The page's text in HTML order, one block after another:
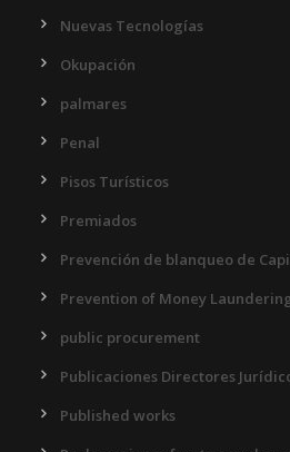
Nuevas Tecnologías
Okupación
palmares
Penal
Pisos Turísticos
Premiados
Prevención de blanqueo de
Prevention of Money
public procurement
Publicaciones Directores
Published works